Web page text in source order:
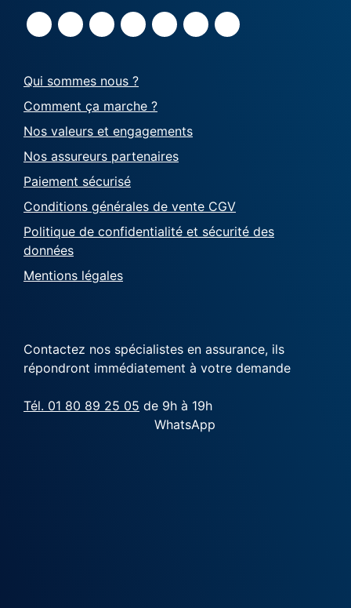
Qui sommes nous ?
Comment ça marche ?
Nos valeurs et engagements
Nos assureurs partenaires
Paiement sécurisé
Conditions générales de vente CGV
Politique de confidentialité et sécurité des
données
Mentions légales
Contactez nos spécialistes en assurance, ils
répondront immédiatement à votre demande
Tél. 01 80 89 25 05 de 9h à 19h
WhatsApp